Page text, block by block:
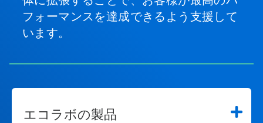
フォーマンスを達成できるよう支援して
います。
エコラボの製品